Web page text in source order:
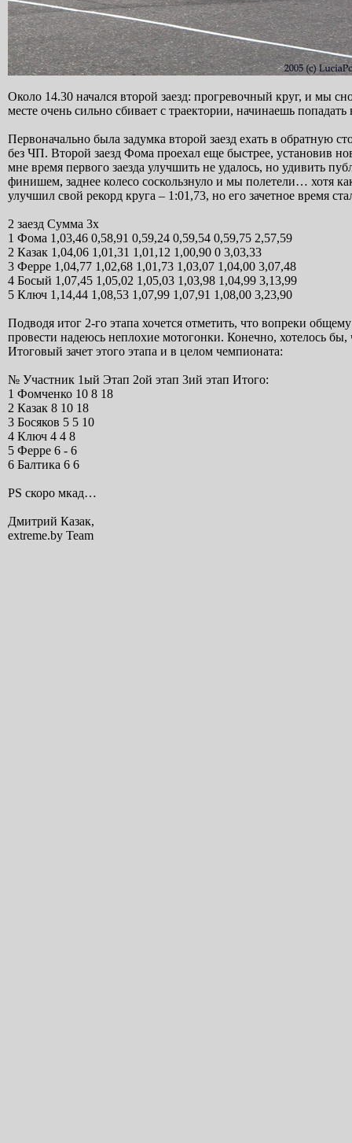
Около 14.30 начался второй заезд: прогревочный круг, и мы
месте очень сильно сбивает с траектории, начинаешь
Первоначально была задумка второй заезд ехать в обратную
без ЧП. Второй заезд Фома проехал еще быстрее, установив
мне время первого заезда улучшить не удалось, но удивить
финишем, заднее колесо соскользнуло и мы полетели… хотя
улучшил свой рекорд круга – 1:01,73, но его зачетное время
2 заезд Сумма 3х
1 Фома 1,03,46 0,58,91 0,59,24 0,59,54 0,59,75 2,57,59
2 Казак 1,04,06 1,01,31 1,01,12 1,00,90 0 3,03,33
3 Ферре 1,04,77 1,02,68 1,01,73 1,03,07 1,04,00 3,07,48
4 Босый 1,07,45 1,05,02 1,05,03 1,03,98 1,04,99 3,13,99
5 Ключ 1,14,44 1,08,53 1,07,99 1,07,91 1,08,00 3,23,90
Подводя итог 2-го этапа хочется отметить, что вопреки
провести надеюсь неплохие мотогонки. Конечно, хотелось
Итоговый зачет этого этапа и в целом чемпионата:
№ Участник 1ый Этап 2ой этап 3ий этап Итого:
1 Фомченко 10 8 18
2 Казак 8 10 18
3 Босяков 5 5 10
4 Ключ 4 4 8
5 Ферре 6 - 6
6 Балтика 6 6
PS скоро мкад…
Дмитрий Казак,
extreme.by Team